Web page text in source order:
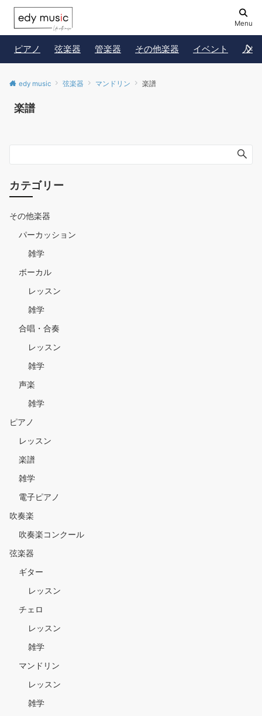
Menu
ピアノ 弦楽器 管楽器 その他楽器 イベント 人物
edy music 弦楽器 マンドリン 楽譜
楽譜
カテゴリー
その他楽器
パーカッション
雑学
ボーカル
レッスン
雑学
合唱・合奏
レッスン
雑学
声楽
雑学
ピアノ
レッスン
楽譜
雑学
電子ピアノ
吹奏楽
吹奏楽コンクール
弦楽器
ギター
レッスン
チェロ
レッスン
雑学
マンドリン
レッスン
雑学